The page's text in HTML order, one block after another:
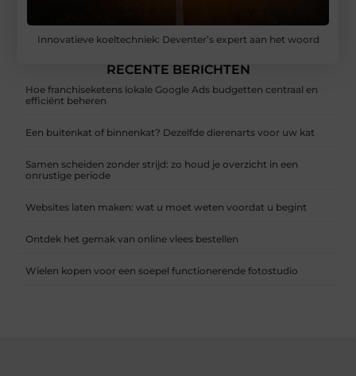
Innovatieve koeltechniek: Deventer’s expert aan het woord
RECENTE BERICHTEN
Hoe franchiseketens lokale Google Ads budgetten centraal en
efficiënt beheren
Een buitenkat of binnenkat? Dezelfde dierenarts voor uw kat
Samen scheiden zonder strijd: zo houd je overzicht in een
onrustige periode
Websites laten maken: wat u moet weten voordat u begint
Ontdek het gemak van online vlees bestellen
Wielen kopen voor een soepel functionerende fotostudio